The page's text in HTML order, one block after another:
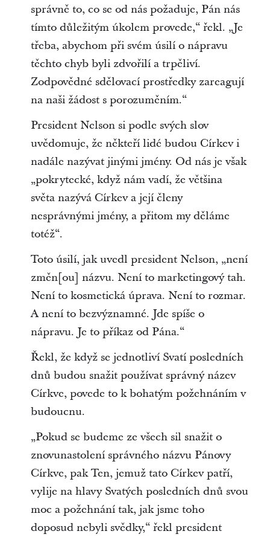
správně to, co se od nás požaduje, Pán nás
tímto důležitým úkolem provede,“ řekl. „Je
třeba, abychom při svém úsilí o nápravu
těchto chyb byli zdvořilí a trpěliví.
Zodpovědné sdělovací prostředky zareagují
na naši žádost s porozuměním.“
President Nelson si podle svých slov
uvědomuje, že někteří lidé budou Církev i
nadále nazývat jinými jmény. Od nás je však
„pokrytecké, když nám vadí, že většina
světa nazývá Církev a její členy
nesprávnými jmény, a přitom my děláme
totéž“.
Toto úsilí, jak uvedl president Nelson, „není
změn[ou] názvu. Není to marketingový tah.
Není to kosmetická úprava. Není to rozmar.
A není to bezvýznamné. Jde spíše o
nápravu. Je to příkaz od Pána.“
Řekl, že když se jednotliví Svatí posledních
dnů budou snažit používat správný název
Církve, povede to k bohatým požehnáním v
budoucnu.
„Pokud se budeme ze všech sil snažit o
znovunastolení správného názvu Pánovy
Církve, pak Ten, jemuž tato Církev patří,
vylije na hlavy Svatých posledních dnů svou
moc a požehnání tak, jak jsme toho
doposud nebyli svědky,“ řekl president